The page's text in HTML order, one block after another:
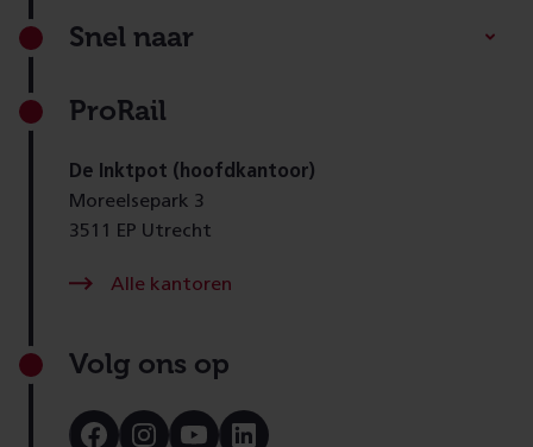
Footer
Snel naar
ProRail
De Inktpot (hoofdkantoor)
Moreelsepark 3
3511 EP Utrecht
Alle kantoren
Volg ons op
BezoekBezoekBezoekBezoek